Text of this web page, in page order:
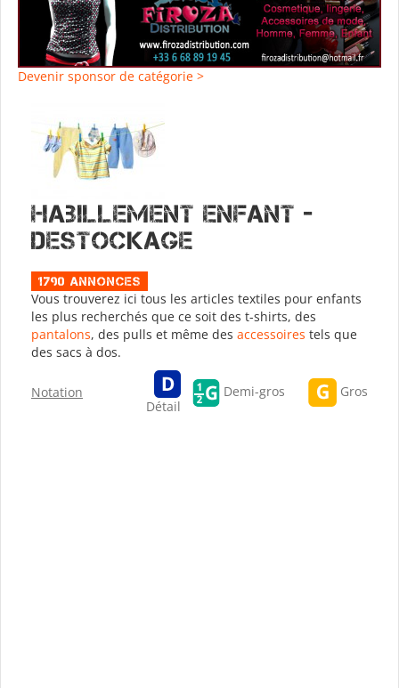
Devenir sponsor de catégorie >
Habillement Enfant -
Destockage
1790 Annonces
Vous trouverez ici tous les articles textiles pour enfants
les plus recherchés que ce soit des t-shirts, des
pantalons, des pulls et même des accessoires tels que
des sacs à dos.
Notation
Détail
Demi-gros Gros